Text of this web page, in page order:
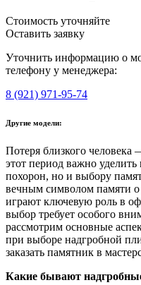
Стоимость уточняйте
Оставить заявку
Уточнить информацию о
телефону у менеджера:
8 (921) 971-95-74
Другие модели:
Потеря близкого человека
этот период важно
похорон, но и выбору
вечным символом памяти
играют ключевую роль в
выбор требует особого
рассмотрим основные
при выборе надгробной
заказать памятник в
Какие бывают